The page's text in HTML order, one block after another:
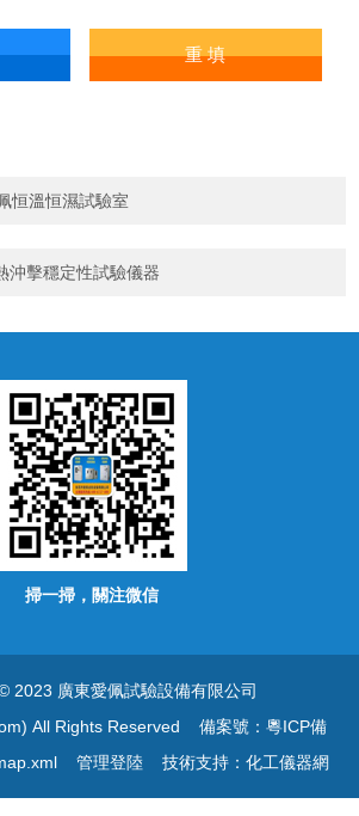
恒溫恒濕試驗室
沖擊穩定性試驗儀器
掃一掃，關注微信
2023 廣東愛佩試驗設備有限公司
All Rights Reserved備案號：粵ICP備
管理登陸技術支持： 化工儀器網